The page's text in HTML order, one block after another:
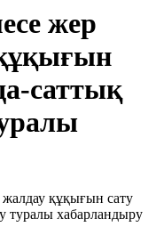
жер
саттық